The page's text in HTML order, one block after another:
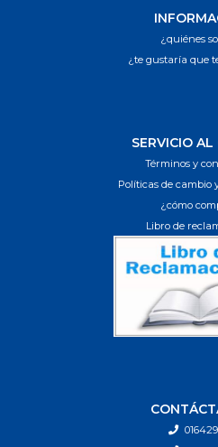
¿quiénes
¿te gustaría que
SERVICIO AL
Términos y
Políticas de cambio
¿cómo
Libro de